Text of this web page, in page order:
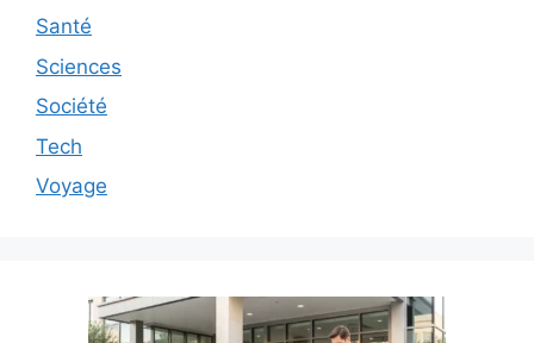
Santé
Sciences
Société
Tech
Voyage